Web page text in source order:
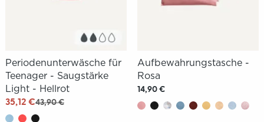
Periodenunterwäsche für
Teenager - Saugstärke
Light - Hellrot
35,12 €43,90 €
Aufbewahrungstasche -
Rosa
14,90 €